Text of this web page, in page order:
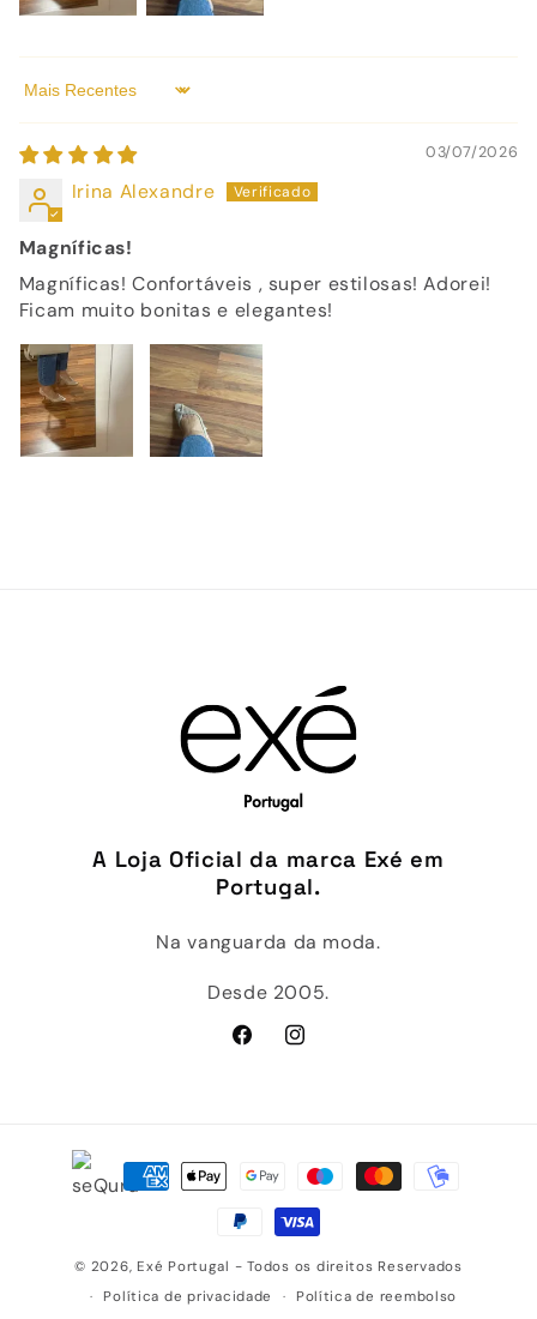
Sort by
03/07/2026
Irina Alexandre
Magníficas!
Magníficas! Confortáveis , super estilosas! Adorei!
Ficam muito bonitas e elegantes!
A Loja Oficial da marca Exé em
Portugal.
Na vanguarda da moda.
Desde 2005.
FacebookInstagram
Métodos
© 2026, Exé Portugal - Todos os direitos Reservados
Política de privacidade
Política de reembolso